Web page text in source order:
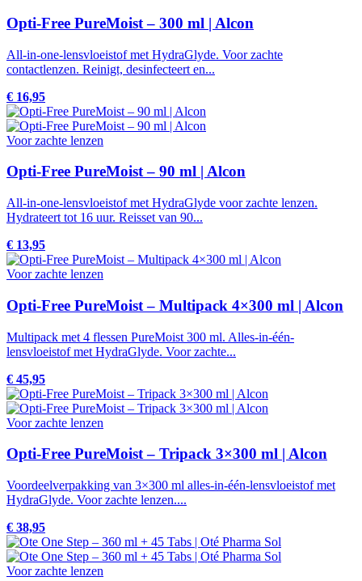
Opti-Free PureMoist – 300 ml | Alcon
All-in-one-lensvloeistof met HydraGlyde. Voor zachte
contactlenzen. Reinigt, desinfecteert en...
€ 16,95
Voor zachte lenzen
Opti-Free PureMoist – 90 ml | Alcon
All-in-one-lensvloeistof met HydraGlyde voor zachte lenzen.
Hydrateert tot 16 uur. Reisset van 90...
€ 13,95
Voor zachte lenzen
Opti-Free PureMoist – Multipack 4×300 ml | Alcon
Multipack met 4 flessen PureMoist 300 ml. Alles-in-één-
lensvloeistof met HydraGlyde. Voor zachte...
€ 45,95
Voor zachte lenzen
Opti-Free PureMoist – Tripack 3×300 ml | Alcon
Voordeelverpakking van 3×300 ml alles-in-één-lensvloeistof met
HydraGlyde. Voor zachte lenzen....
€ 38,95
Voor zachte lenzen